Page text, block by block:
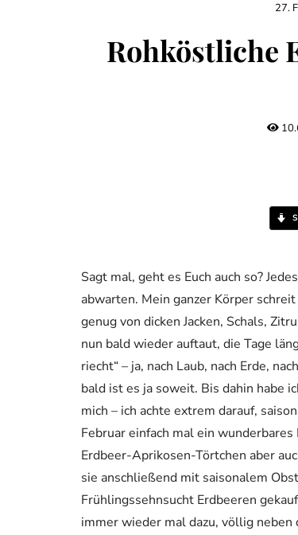
27.
Rohköstliche
Sagt mal, geht es Euch auch so?
abwarten. Mein ganzer Körper
genug von dicken Jacken, Schals,
nun bald wieder auftaut, die Tage
riecht“ – ja, nach Laub, nach Erde,
bald ist es ja soweit. Bis dahin habe
mich – ich achte extrem darauf,
Februar einfach mal ein
Erdbeer-Aprikosen-Törtchen aber
sie anschließend mit saisonalem
Frühlingssehnsucht Erdbeeren
immer wieder mal dazu, völlig neben